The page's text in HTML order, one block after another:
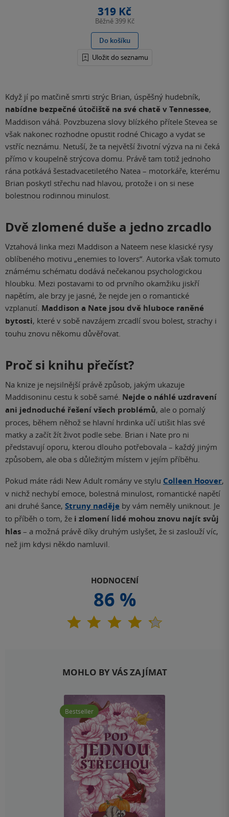
319 Kč
Běžně 399 Kč
Do košíku
Uložit do seznamu
Když jí po matčině smrti strýc Brian, úspěšný hudebník,
nabídne bezpečné útočiště na své chatě v Tennessee,
Maddison váhá. Povzbuzena slovy blízkého přítele Stevea se
však nakonec rozhodne opustit rodné Chicago a vydat se
vstříc neznámu. Netuší, že ta největší životní výzva na ni čeká
přímo v koupelně strýcova domu. Právě tam totiž jednoho
rána potkává šestadvacetiletého Natea – motorkáře, kterému
Brian poskytl střechu nad hlavou, protože i on si nese
bolestnou rodinnou minulost.
Dvě zlomené duše a jedno zrcadlo
Vztahová linka mezi Maddison a Nateem nese klasické rysy
oblíbeného motivu „enemies to lovers“. Autorka však tomuto
známému schématu dodává nečekanou psychologickou
hloubku. Mezi postavami to od prvního okamžiku jiskří
napětím, ale brzy je jasné, že nejde jen o romantické
vzplanutí. Maddison a Nate jsou dvě hluboce raněné
bytosti, které v sobě navzájem zrcadlí svou bolest, strachy i
touhu znovu někomu důvěřovat.
Proč si knihu přečíst?
Na knize je nejsilnější právě způsob, jakým ukazuje
Maddisoninu cestu k sobě samé. Nejde o náhlé uzdravení
ani jednoduché řešení všech problémů, ale o pomalý
proces, během něhož se hlavní hrdinka učí utišit hlas své
matky a začít žít život podle sebe. Brian i Nate pro ni
představují oporu, kterou dlouho potřebovala – každý jiným
způsobem, ale oba s důležitým místem v jejím příběhu.
Pokud máte rádi New Adult romány ve stylu Colleen Hoover,
v nichž nechybí emoce, bolestná minulost, romantické napětí
ani druhé šance, Struny naděje by vám neměly uniknout. Je
to příběh o tom, že i zlomení lidé mohou znovu najít svůj
hlas – a možná právě díky druhým uslyšet, že si zaslouží víc,
než jim kdysi někdo namluvil.
HODNOCENÍ
86 %
MOHLO BY VÁS ZAJÍMAT
Bestseller